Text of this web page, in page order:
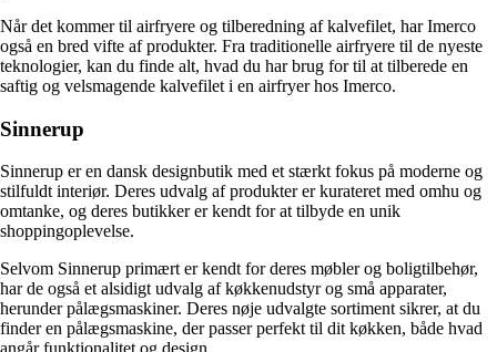
Når det kommer til airfryere og tilberedning af kalvefilet, har Imerco
også en bred vifte af produkter. Fra traditionelle airfryere til de nyeste
teknologier, kan du finde alt, hvad du har brug for til at tilberede en
saftig og velsmagende kalvefilet i en airfryer hos Imerco.
Sinnerup
Sinnerup er en dansk designbutik med et stærkt fokus på moderne og
stilfuldt interiør. Deres udvalg af produkter er kurateret med omhu og
omtanke, og deres butikker er kendt for at tilbyde en unik
shoppingoplevelse.
Selvom Sinnerup primært er kendt for deres møbler og boligtilbehør,
har de også et alsidigt udvalg af køkkenudstyr og små apparater,
herunder pålægsmaskiner. Deres nøje udvalgte sortiment sikrer, at du
finder en pålægsmaskine, der passer perfekt til dit køkken, både hvad